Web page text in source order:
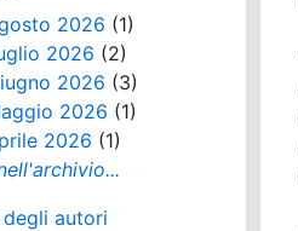
2026 (1)
2026 (2)
2026 (3)
2026 (1)
2026 (1)
degli autori